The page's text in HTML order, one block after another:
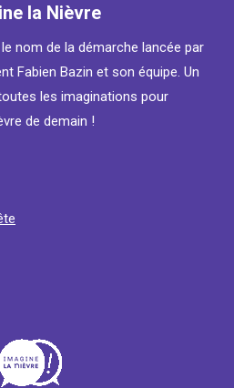
la Nièvre
le nom de la démarche lancée par
Fabien Bazin et son équipe. Un
les imaginations pour
de demain !